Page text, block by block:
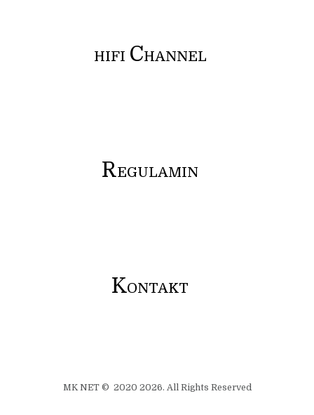
HIFI CHANNEL
REGULAMIN
KONTAKT
MK NET © 2020 2026. All Rights Reserved